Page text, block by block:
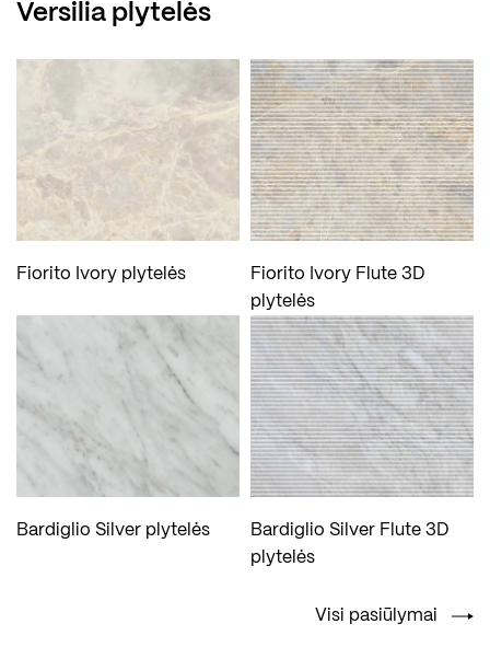
Versilia plytelės
Fiorito Ivory plytelės
Fiorito Ivory Flute 3D
plytelės
Bardiglio Silver plytelės
Bardiglio Silver Flute 3D
plytelės
Visi pasiūlymai